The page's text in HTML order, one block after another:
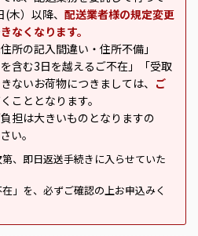
木）以降、 配送業者様の規定変更
なくなります。
所の記入間違い・住所不備」
含む3日を越えるご不在」「受取
ないお荷物につきましては、 ご
こととなります。
担は大きいものとなりますの
い。
、即日返送手続きに入らせていた
」を、必ずご確認の上お申込みく